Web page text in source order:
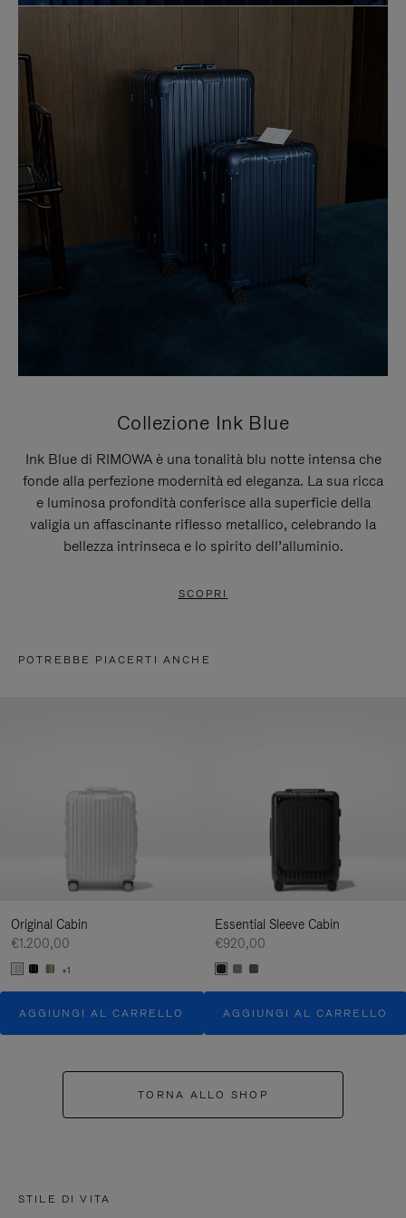
Collezione Ink Blue
Ink Blue di RIMOWA è una tonalità blu notte intensa che
fonde alla perfezione modernità ed eleganza. La sua ricca
e luminosa profondità conferisce alla superficie della
valigia un affascinante riflesso metallico, celebrando la
bellezza intrinseca e lo spirito dell’alluminio.
SCOPRI
POTREBBE PIACERTI ANCHE
Original Cabin
€1.200,00
+1
AGGIUNGI AL CARRELLO
Essential Sleeve Cabin
€920,00
AGGIUNGI AL CARRELLO
TORNA ALLO SHOP
STILE DI VITA